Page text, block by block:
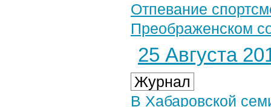
Отпевание
Преображенском
25 Августа
Журнал
В Хабаровской